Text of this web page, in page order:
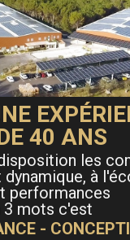
40 ANS
les
à
performances
3 mots c'est
-